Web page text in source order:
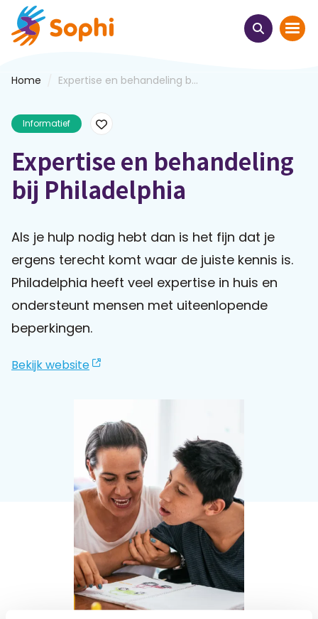
Thema's
Uit het hart
Leren & ontmoeten
Webinars
E-learnings
Themabijeenkomsten
Praat mee
Wiki
Sophi
Sophi
Home Expertise en behandeling b...
Informatief
Expertise en behandeling
bij Philadelphia
Als je hulp nodig hebt dan is het fijn dat je
ergens terecht komt waar de juiste kennis is.
Philadelphia heeft veel expertise in huis en
ondersteunt mensen met uiteenlopende
beperkingen.
Bekijk website